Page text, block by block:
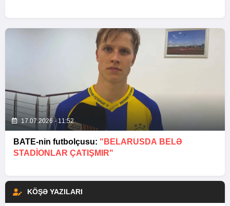
17.07.2026 - 11:52
BATE-nin futbolçusu: "BELARUSDA BELƏ
STADIONLAR ÇATIŞMIR"
KÖŞƏ YAZILARI